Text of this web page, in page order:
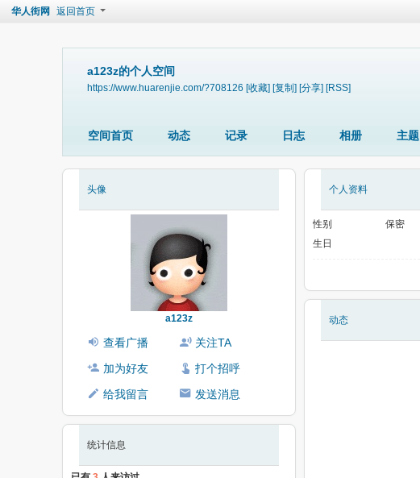
华人街网 返回首页
a123z的个人空间
https://www.huarenjie.com/?708126 [收藏] [复制] [分享] [RSS]
空间首页 动态 记录 日志 相册 主题
头像
a123z
查看广播
关注TA
加为好友
打个招呼
给我留言
发送消息
统计信息
个人资料
性别
保密
生日
动态